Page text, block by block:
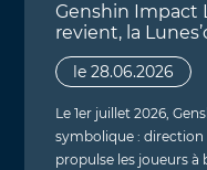
Genshin Impact
revient, la
le 28.06.2026
Le 1er juillet 2026,
symbolique : direction
propulse les joueurs à